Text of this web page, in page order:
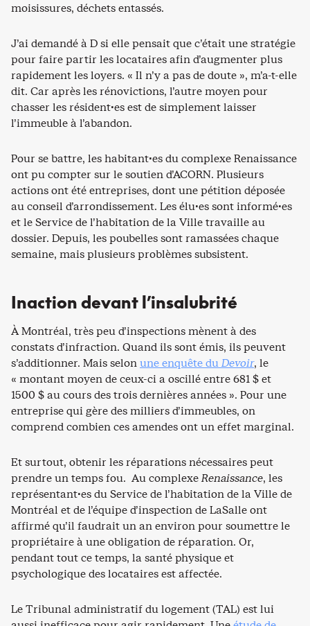
moisissures, déchets entassés.
J’ai demandé à D si elle pensait que c’était une stratégie
pour faire partir les locataires afin d’augmenter plus
rapidement les loyers. « Il n’y a pas de doute », m’a-t-elle
dit. Car après les rénovictions, l’autre moyen pour
chasser les résident·es est de simplement laisser
l’immeuble à l’abandon.
Pour se battre, les habitant·es du complexe Renaissance
ont pu compter sur le soutien d’ACORN. Plusieurs
actions ont été entreprises, dont une pétition déposée
au conseil d’arrondissement. Les élu·es sont informé·es
et le Service de l’habitation de la Ville travaille au
dossier. Depuis, les poubelles sont ramassées chaque
semaine, mais plusieurs problèmes subsistent.
Inaction devant l’insalubrité
À Montréal, très peu d’inspections mènent à des
constats d’infraction. Quand ils sont émis, ils peuvent
s’additionner. Mais selonune enquête duDevoir, le
« montant moyen de ceux-ci a oscillé entre 681 $ et
1500 $ au cours des trois dernières années ». Pour une
entreprise qui gère des milliers d’immeubles, on
comprend combien ces amendes ont un effet marginal.
Et surtout, obtenir les réparations nécessaires peut
prendre un temps fou. Au complexeRenaissance, les
représentant·es du Service de l’habitation de la Ville de
Montréal et de l’équipe d’inspection de LaSalle ont
affirmé qu’il faudrait un an environ pour soumettre le
propriétaire à une obligation de réparation. Or,
pendant tout ce temps, la santé physique et
psychologique des locataires est affectée.
Le Tribunal administratif du logement (TAL) est lui